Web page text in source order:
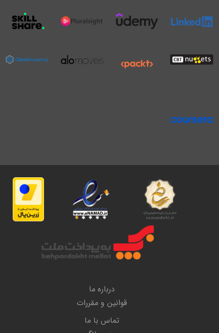
درباره ما
قوانین و مقررات
تماس با ما